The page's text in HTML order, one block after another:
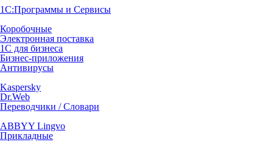
1С:Программы и Сервисы
Коробочные
Электронная поставка
1С для бизнеса
Бизнес-приложения
Антивирусы
Kaspersky
Dr.Web
Переводчики / Словари
ABBYY Lingvo
Прикладные